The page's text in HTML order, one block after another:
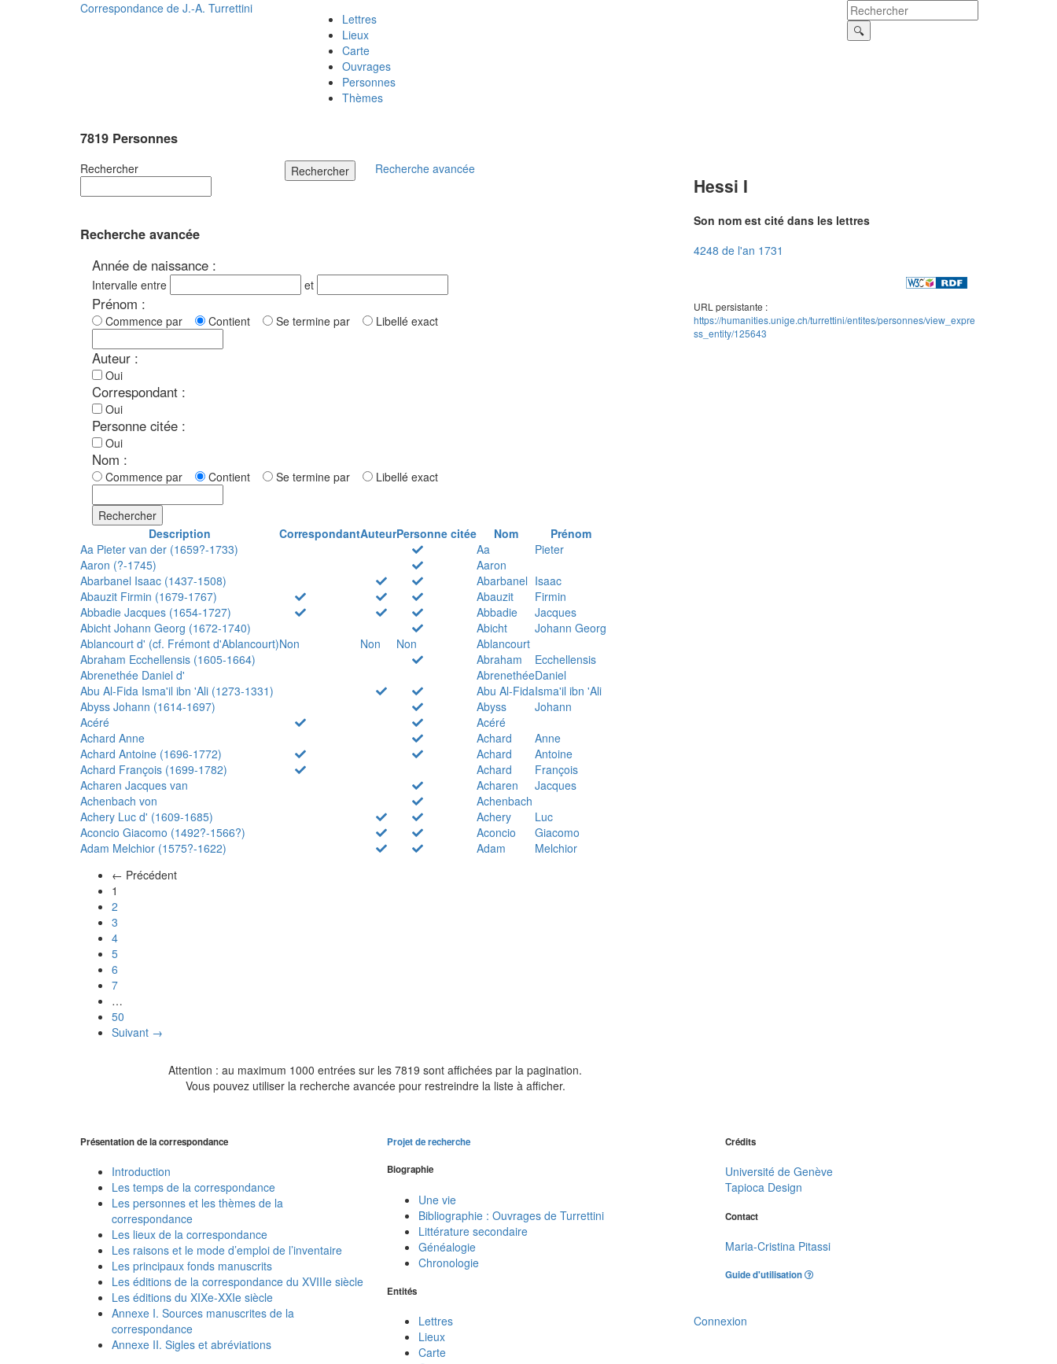
Correspondance de J.-A. Turrettini
Lettres
Lieux
Carte
Ouvrages
Personnes
Thèmes
7819 Personnes
Rechercher Rechercher Recherche avancée
Recherche avancée
Année de naissance :
Intervalle entre et
Prénom :
Commence par Contient Se termine par Libellé exact
Auteur :
Oui
Correspondant :
Oui
Personne citée :
Oui
Nom :
Commence par Contient Se termine par Libellé exact
Rechercher
Description
CorrespondantAuteurPersonne citée Nom
Prénom
Aa Pieter van der (1659?-1733)
Aa
Pieter
Aaron (?-1745)
Aaron
Abarbanel Isaac (1437-1508)
Abarbanel Isaac
Abauzit Firmin (1679-1767)
Abauzit
Firmin
Abbadie Jacques (1654-1727)
Abbadie
Jacques
Abicht Johann Georg (1672-1740)
Abicht
Johann Georg
Ablancourt d' (cf. Frémont d'Ablancourt)Non Non Non
Ablancourt
Abraham Ecchellensis (1605-1664)
Abraham
Ecchellensis
Abrenethée Daniel d'
AbrenethéeDaniel
Abu Al-Fida Isma'il ibn 'Ali (1273-1331)
Abu Al-FidaIsma'il ibn 'Ali
Abyss Johann (1614-1697)
Abyss
Johann
Acéré
Acéré
Achard Anne
Achard
Anne
Achard Antoine (1696-1772)
Achard
Antoine
Achard François (1699-1782)
Achard
François
Acharen Jacques van
Acharen
Jacques
Achenbach von
Achenbach
Achery Luc d' (1609-1685)
Achery
Luc
Aconcio Giacomo (1492?-1566?)
Aconcio
Giacomo
Adam Melchior (1575?-1622)
Adam
Melchior
← Précédent
1
2
3
4
5
6
7
…
50
Suivant →
Attention : au maximum 1000 entrées sur les 7819 sont affichées par la pagination.
Vous pouvez utiliser la recherche avancée pour restreindre la liste à afficher.
Hessi I
Son nom est cité dans les lettres
4248 de l'an 1731
URL persistante :
https://humanities.unige.ch/turrettini/entites/personnes/view_expre
ss_entity/125643
Présentation de la correspondance
Introduction
Les temps de la correspondance
Les personnes et les thèmes de la
correspondance
Les lieux de la correspondance
Les raisons et le mode d’emploi de l’inventaire
Les principaux fonds manuscrits
Les éditions de la correspondance du XVIIIe siècle
Les éditions du XIXe-XXIe siècle
Annexe I. Sources manuscrites de la
correspondance
Annexe II. Sigles et abréviations
Projet de recherche
Biographie
Une vie
Bibliographie : Ouvrages de Turrettini
Littérature secondaire
Généalogie
Chronologie
Entités
Lettres
Lieux
Carte
Crédits
Université de Genève
Tapioca Design
Contact
Maria-Cristina Pitassi
Guide d'utilisation
Connexion